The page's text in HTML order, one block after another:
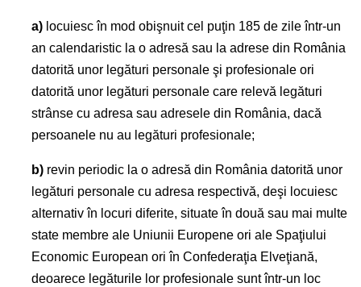
a)locuiesc în mod obişnuit cel puţin 185 de zile într-un
an calendaristic la o adresă sau la adrese din România
datorită unor legături personale şi profesionale ori
datorită unor legături personale care relevă legături
strânse cu adresa sau adresele din România, dacă
persoanele nu au legături profesionale;
b)revin periodic la o adresă din România datorită unor
legături personale cu adresa respectivă, deşi locuiesc
alternativ în locuri diferite, situate în două sau mai multe
state membre ale Uniunii Europene ori ale Spaţiului
Economic European ori în Confederaţia Elveţiană,
deoarece legăturile lor profesionale sunt într-un loc